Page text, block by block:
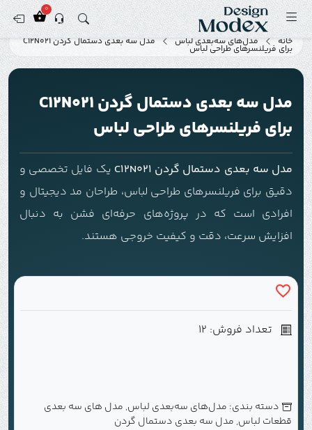
0
خانه مدل‌های سه‌بعدی لباس مدل سه بعدی دستمال گردن C12N021
برای فریلنسرهای طراحی لباس
مدل سه بعدی دستمال گردن C12N021
برای فریلنسرهای طراحی لباس
مدل سه بعدی دستمال گردن C12N021
یک فایل تخصصی و
دقیق برای فریلنسرهای طراحی لباس، طراحان مد دیجیتال و
افرادی است که در پروژه‌های حرفه‌ای فشن به دنبال
افزایش سرعت، دقت و کیفیت خروجی هستند.
تعداد فروش: 12
دسته بندی: مدل‌های سه‌بعدی لباس, مدل های سه بعدی
قطعات لباس, مدل سه بعدی دستمال گردن